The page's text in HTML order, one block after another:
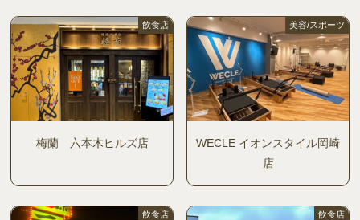
飲食店
梅蘭 六本木ヒルズ店
美容/スポーツ
WECLE イオンスタイル岡崎
店
飲食店 飲食店